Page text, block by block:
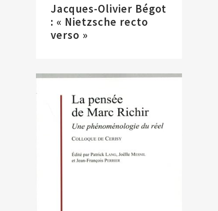
Jacques-Olivier Bégot
: « Nietzsche recto
verso »